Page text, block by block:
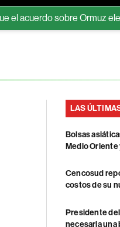
sobre Ormuz eleve las
LAS
Bolsas
Medio
Cencosud
costos de su
Presidente
necesaria una